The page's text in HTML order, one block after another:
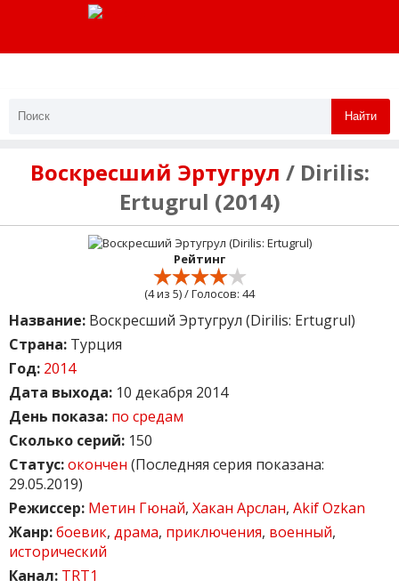
Найти
Воскресший Эртугрул / Dirilis:
Ertugrul (2014)
Рейтинг
(4из 5) / Голосов: 44
Название: Воскресший Эртугрул (Dirilis: Ertugrul)
Страна: Турция
Год: 2014
Дата выхода: 10 декабря 2014
День показа: по средам
Сколько серий: 150
Статус:окончен (Последняя серия показана:
29.05.2019)
Режиссер: Метин Гюнай, Хакан Арслан, Akif Ozkan
Жанр:боевик, драма, приключения, военный,
исторический
Канал: TRT1